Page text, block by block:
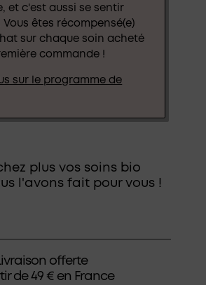
et c'est aussi se sentir
Vous êtes récompensé(e)
sur chaque soin acheté
commande !
sur le programme de
plus vos soins bio
l'avons fait pour vous !
offerte
de 49 € en France